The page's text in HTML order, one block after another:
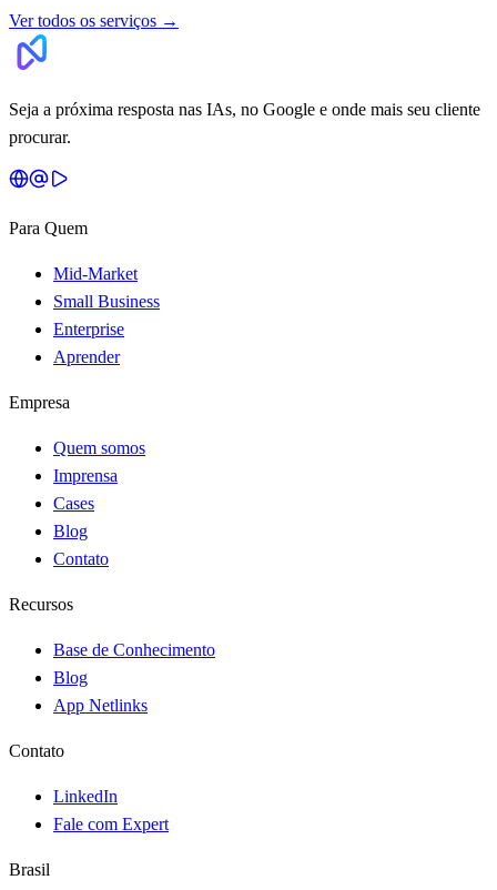
Ver todos os serviços →
Seja a próxima resposta nas IAs, no Google e onde mais seu cliente
procurar.
Para Quem
Mid-Market
Small Business
Enterprise
Aprender
Empresa
Quem somos
Imprensa
Cases
Blog
Contato
Recursos
Base de Conhecimento
Blog
App Netlinks
Contato
LinkedIn
Fale com Expert
Brasil